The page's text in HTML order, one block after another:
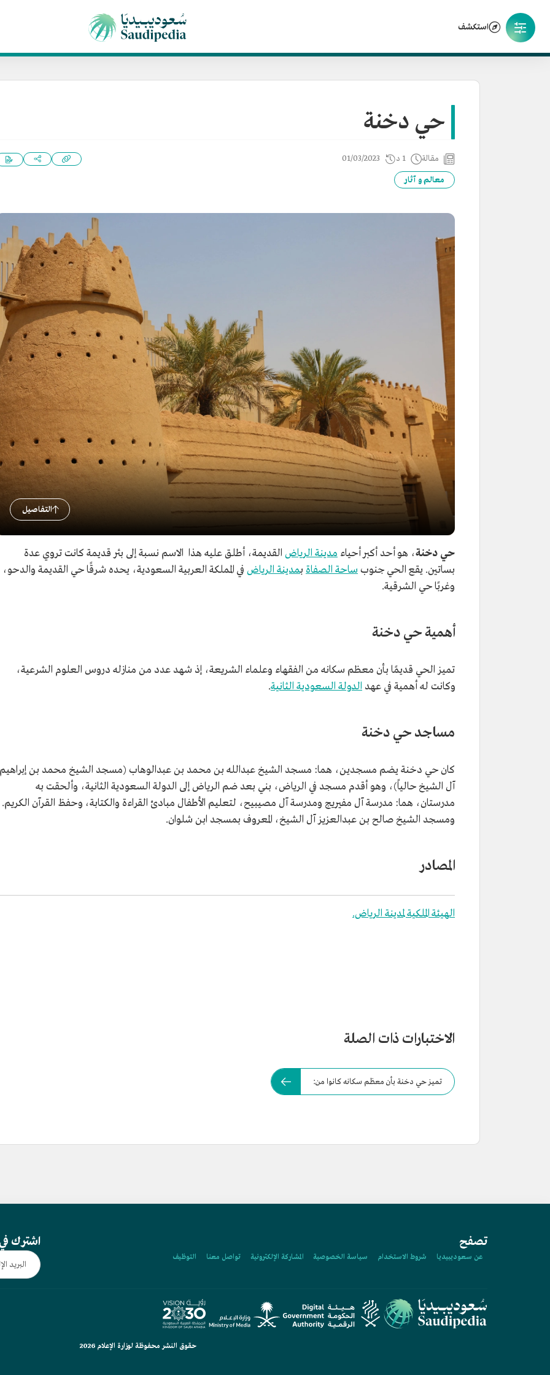
استكشف
حي دخنة
مقالة 1 د 01/03/2023
معالم و آثار
التفاصيل
حي دخنة، هو أحد أكبر أحياء مدينة الرياض القديمة، أطلق عليه هذا الاسم نسبة إلى بئر قديمة كانت تروي عدة
بساتين. يقع الحي جنوب ساحة الصفاة بمدينة الرياض في المملكة العربية السعودية، يحده شرقًا حي القديمة والدحو،
وغربًا حي الشرقية.
أهمية حي دخنة
تميز الحي قديمًا بأن معظم سكانه من الفقهاء وعلماء الشريعة، إذ شهد عدد من منازله دروس العلوم الشرعية،
وكانت له أهمية في عهد الدولة السعودية الثانية.
مساجد حي دخنة
كان حي دخنة يضم مسجدين، هما: مسجد الشيخ عبدالله بن محمد بن عبدالوهاب (مسجد الشيخ محمد بن إبراهيم
آل الشيخ حالياً)، وهو أقدم مسجد في الرياض، بني بعد ضم الرياض إلى الدولة السعودية الثانية، وألحقت به
مدرستان، هما: مدرسة آل مفيريج ومدرسة آل مصيبيح، لتعليم الأطفال مبادئ القراءة والكتابة، وحفظ القرآن الكريم.
ومسجد الشيخ صالح بن عبدالعزيز آل الشيخ، المعروف بمسجد ابن شلوان.
المصادر
الهيئة الملكية لمدينة الرياض.
الاختبارات ذات الصلة
تميز حي دخنة بأن معظم سكانه كانوا من:
تصفح
عن سعوديبيديا شروط الاستخدام سياسة الخصوصية المشاركة الإلكترونية تواصل معنا التوظيف
اشترك
حقوق النشر محفوظة لوزارة الإعلام 2026